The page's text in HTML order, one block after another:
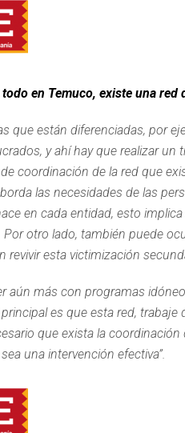
en Temuco, existe una red
que están diferenciadas, por
y ahí hay que realizar
coordinación de la red que
las necesidades de las
en cada entidad, esto
otro lado, también puede
esta victimización
aún más con programas
es que esta red,
que exista la
una intervención efectiva”.